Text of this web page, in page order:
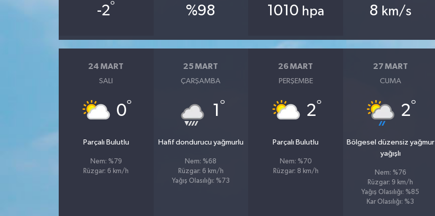
-2° %98 1010 hpa 8 km/s
24 MART
SALI
0°
Parçalı Bulutlu
Nem: %79
Rüzgar: 6 km/h
25 MART
ÇARŞAMBA
1 °
Hafif dondurucu yağmurlu
Nem: %68
Rüzgar: 6 km/h
Yağış Olasılığı: %73
26 MART
PERŞEMBE
2°
Parçalı Bulutlu
Nem: %70
Rüzgar: 8 km/h
27 MART
CUMA
2°
Bölgesel düzensiz yağmur
yağışlı
Nem: %76
Rüzgar: 9 km/h
Yağış Olasılığı: %85
Kar Olasılığı: %3